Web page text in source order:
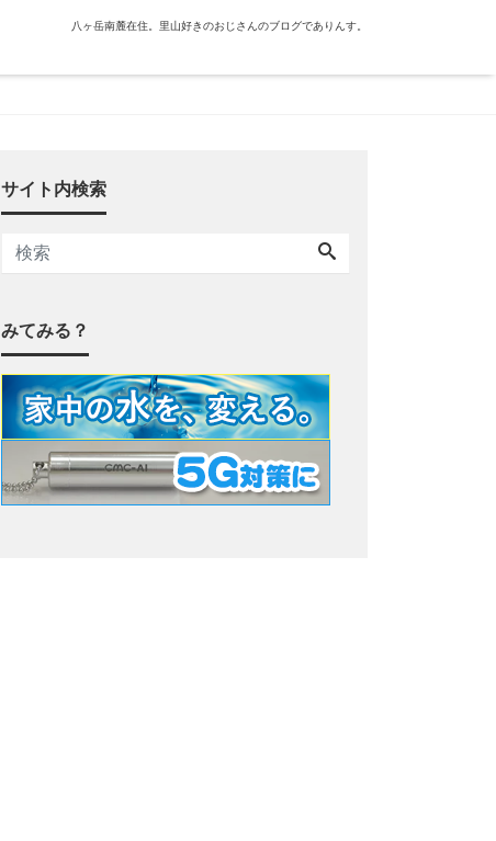
八ヶ岳南麓在住。里山好きのおじさんのブログでありんす。
サイト内検索
みてみる？